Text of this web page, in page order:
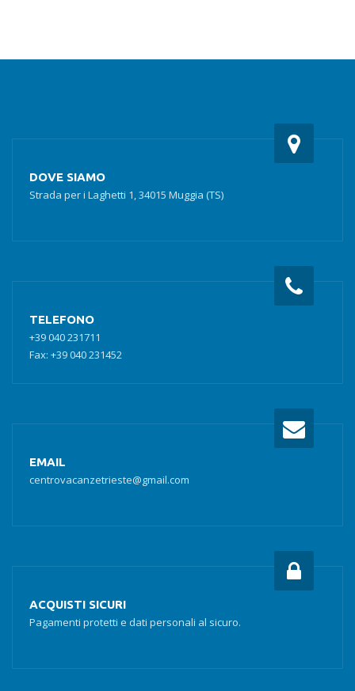
DOVE SIAMO
Strada per i Laghetti 1, 34015 Muggia (TS)
TELEFONO
+39 040 231711
Fax: +39 040 231452
EMAIL
centrovacanzetrieste@gmail.com
ACQUISTI SICURI
Pagamenti protetti e dati personali al sicuro.